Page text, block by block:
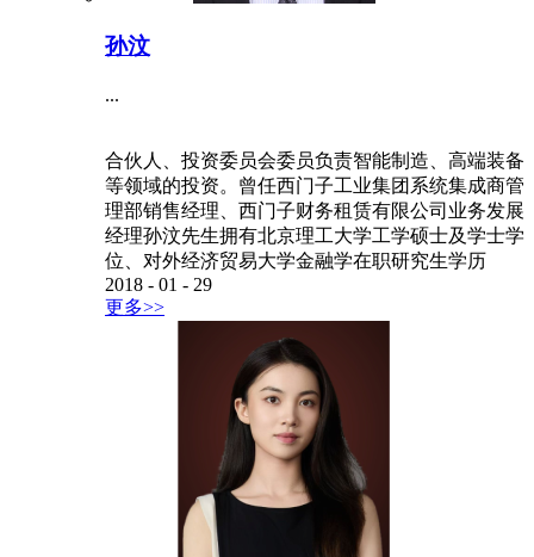
孙汶
...
合伙人、投资委员会委员负责智能制造、高端装备
等领域的投资。曾任西门子工业集团系统集成商管
理部销售经理、西门子财务租赁有限公司业务发展
经理孙汶先生拥有北京理工大学工学硕士及学士学
位、对外经济贸易大学金融学在职研究生学历
2018 - 01 - 29
更多>>